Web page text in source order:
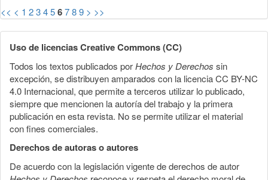
<< < 1 23456789 > >>
Uso de licencias Creative Commons (CC)
Todos los textos publicados porHechos y Derechos sin
excepción, se distribuyen amparados con la licencia CC BY-NC
4.0 Internacional, que permite a terceros utilizar lo publicado,
siempre que mencionen la autoría del trabajo y la primera
publicación en esta revista. No se permite utilizar el material
con fines comerciales.
Derechos de autoras o autores
De acuerdo con la legislación vigente de derechos de autor